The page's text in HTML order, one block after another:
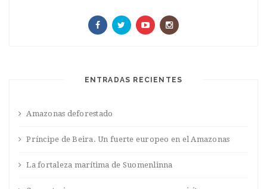
ENTRADAS RECIENTES
Amazonas deforestado
Príncipe de Beira. Un fuerte europeo en el Amazonas
La fortaleza marítima de Suomenlinna